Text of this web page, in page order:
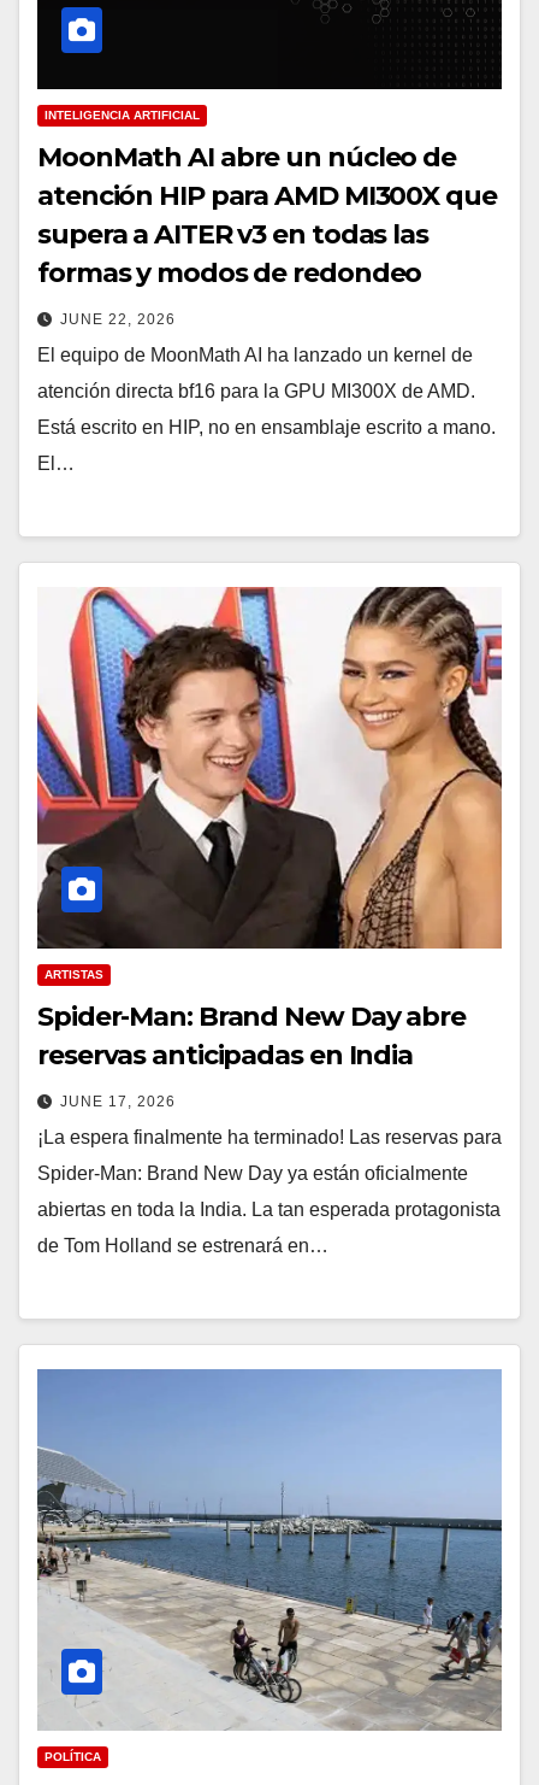
INTELIGENCIA ARTIFICIAL
MoonMath AI abre un núcleo de
atención HIP para AMD MI300X que
supera a AITER v3 en todas las
formas y modos de redondeo
JUNE 22, 2026
El equipo de MoonMath AI ha lanzado un kernel de
atención directa bf16 para la GPU MI300X de AMD.
Está escrito en HIP, no en ensamblaje escrito a mano.
El…
ARTISTAS
Spider-Man: Brand New Day abre
reservas anticipadas en India
JUNE 17, 2026
¡La espera finalmente ha terminado! Las reservas para
Spider-Man: Brand New Day ya están oficialmente
abiertas en toda la India. La tan esperada protagonista
de Tom Holland se estrenará en…
POLÍTICA